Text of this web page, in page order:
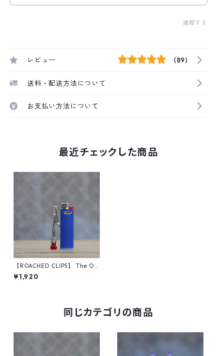
通報する
レビュー (89)
送料・配送方法について
お支払い方法について
最近チェックした商品
【ROACHED CLIPS】 The O.
G. (Red)
¥1,920
同じカテゴリの商品